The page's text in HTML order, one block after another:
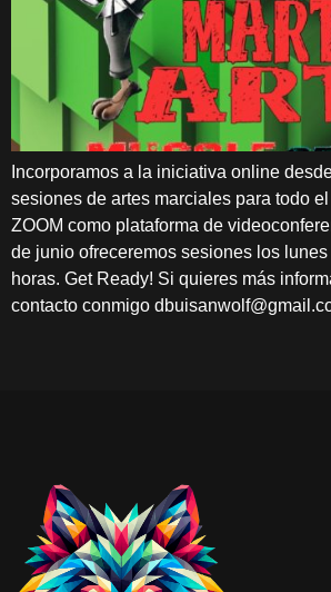
Incorporamos a la iniciativa online
sesiones de artes marciales para todo
ZOOM como plataforma de
de junio ofreceremos sesiones los
horas. Get Ready! Si quieres más
contacto conmigo